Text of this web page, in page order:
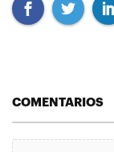
COMENTARIOS